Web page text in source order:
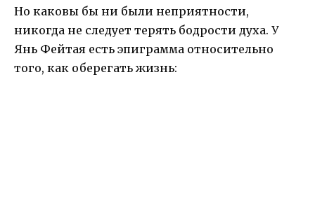
Но каковы бы ни были неприятности,
никогда не следует терять бодрости духа. У
Янь Фейтая есть эпиграмма относительно
того, как оберегать жизнь: